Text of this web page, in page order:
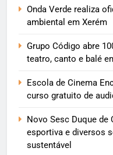
Onda Verde realiza
ambiental em Xerém
Grupo Código abre
teatro, canto e balé
Escola de Cinema
curso gratuito de
Novo Sesc Duque de
esportiva e diversos
sustentável